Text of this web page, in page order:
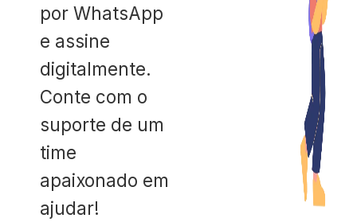
por WhatsApp
e assine
digitalmente.
Conte com o
suporte de um
time
apaixonado em
ajudar!